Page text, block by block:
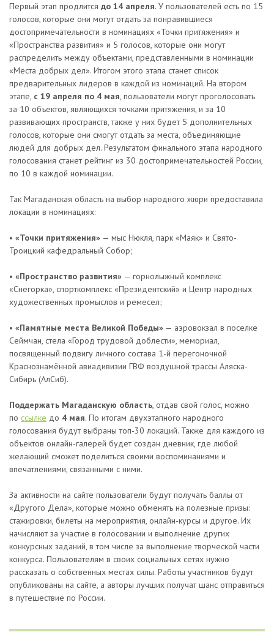
Первый этап продлится до 14 апреля. У пользователей есть по 15
голосов, которые они могут отдать за понравившиеся
достопримечательности в номинациях «Точки притяжения» и
«Пространства развития» и 5 голосов, которые они могут
распределить между объектами, представленными в номинации
«Места добрых дел». Итогом этого этапа станет список
предварительных лидеров в каждой из номинаций. На втором
этапе, с 19 апреля по 4 мая, пользователи могут проголосовать
за 10 объектов, являющихся точками притяжения, и за 10
развивающих пространств, также у них будет 5 дополнительных
голосов, которые они смогут отдать за места, объединяющие
людей для добрых дел. Результатом финального этапа народного
голосования станет рейтинг из 30 достопримечательностей России,
по 10 в каждой номинации.
Так Магаданская область на выбор народного жюри предоставила
локации в номинациях:
• «Точки притяжения» — мыс Нюкля, парк «Маяк» и Свято-
Троицкий кафедральный Собор;
• «Пространство развития» — горнолыжный комплекс
«Снегорка», спорткомплекс «Президентский» и Центр народных
художественных промыслов и ремесел;
• «Памятные места Великой Победы» — аэровокзал в поселке
Сеймчан, стела «Город трудовой доблести», мемориал,
посвященный подвигу личного состава 1-й перегоночной
Краснознамённой авиадивизии ГВФ воздушной трассы Аляска-
Сибирь (АлСиб).
Поддержать Магаданскую область, отдав свой голос, можно
по ссылке до 4 мая. По итогам двухэтапного народного
голосования будут выбраны топ-30 локаций. Также для каждого из
объектов онлайн-галерей будет создан дневник, где любой
желающий сможет поделиться своими воспоминаниями и
впечатлениями, связанными с ними.
За активности на сайте пользователи будут получать баллы от
«Другого Дела», которые можно обменять на полезные призы:
стажировки, билеты на мероприятия, онлайн-курсы и другое. Их
начисляют за участие в голосовании и выполнение других
конкурсных заданий, в том числе за выполнение творческой части
конкурса. Пользователям в своих социальных сетях нужно
рассказать о собственных местах силы. Работы участников будут
опубликованы на сайте, а авторы лучших получат шанс отправиться
в путешествие по России.